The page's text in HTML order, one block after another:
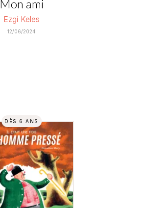
Mon ami
Ezgi Keles
12/06/2024
DÈS 6 ANS